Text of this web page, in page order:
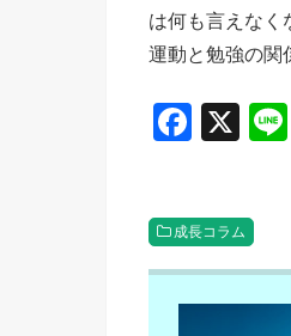
は何も言えなく
運動と勉強の関
F
e
b
o
X
成長コラム